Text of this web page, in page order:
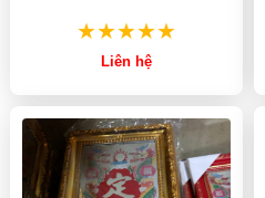
Liên hệ